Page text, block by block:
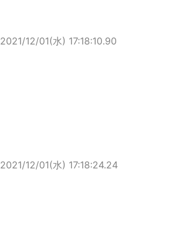
2021/12/01(水) 17:18:10.90
2021/12/01(水) 17:18:24.24